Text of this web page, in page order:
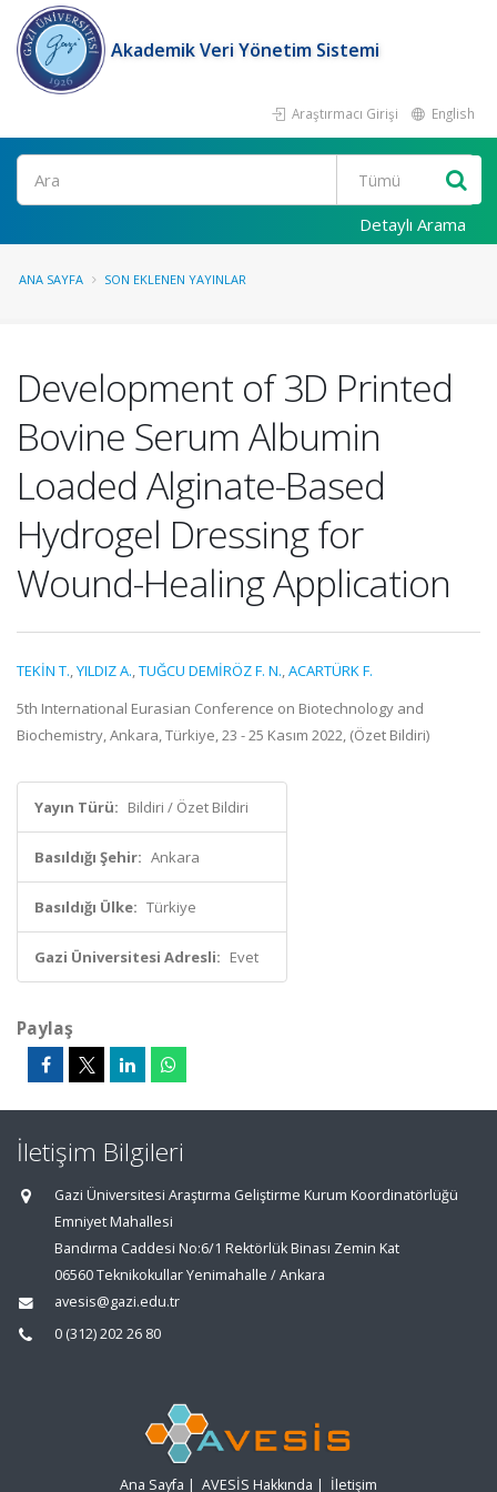
Akademik Veri Yönetim Sistemi
Araştırmacı Girişi English
Ara
Detaylı Arama
ANA SAYFA SON EKLENEN YAYINLAR
Development of 3D Printed
Bovine Serum Albumin
Loaded Alginate-Based
Hydrogel Dressing for
Wound-Healing Application
TEKİN T.,YILDIZ A.,TUĞCU DEMİRÖZ F. N.,ACARTÜRK F.
5th International Eurasian Conference on Biotechnology and
Biochemistry, Ankara, Türkiye, 23 - 25 Kasım 2022, (Özet Bildiri)
Yayın Türü: Bildiri / Özet Bildiri
Basıldığı Şehir: Ankara
Basıldığı Ülke: Türkiye
Gazi Üniversitesi Adresli: Evet
Paylaş
İletişim Bilgileri
Gazi Üniversitesi Araştırma Geliştirme Kurum Koordinatörlüğü
Emniyet Mahallesi
Bandırma Caddesi No:6/1 Rektörlük Binası Zemin Kat
06560 Teknikokullar Yenimahalle / Ankara
avesis@gazi.edu.tr
0 (312) 202 26 80
Ana Sayfa | AVESİS Hakkında | İletişim